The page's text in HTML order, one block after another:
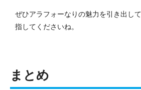
ぜひアラフォーなりの魅力を引き出し
指してくださいね。
まとめ